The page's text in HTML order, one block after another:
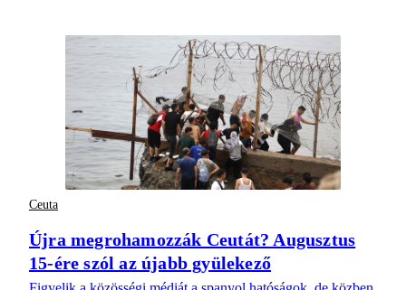
Ceuta
Újra megrohamozzák Ceutát? Augusztus
15-ére szól az újabb gyülekező